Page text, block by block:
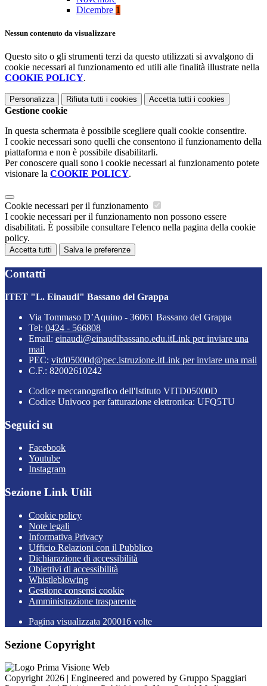
Dicembre 1
Nessun contenuto da visualizzare
Questo sito o gli strumenti terzi da questo utilizzati si avvalgono di
cookie necessari al funzionamento ed utili alle finalità illustrate nella
COOKIE POLICY.
Personalizza Rifiuta tutti i cookies Accetta tutti i cookies
Gestione cookie
In questa schermata è possibile scegliere quali cookie consentire.
I cookie necessari sono quelli che consentono il funzionamento della
piattaforma e non è possibile disabilitarli.
Per conoscere quali sono i cookie necessari al funzionamento potete
visionare la COOKIE POLICY.
Cookie necessari per il funzionamento
I cookie necessari per il funzionamento non possono essere
disabilitati. È possibile consultare l'elenco nella pagina della cookie
policy.
Accetta tutti Salva le preferenze
Contatti
ITET "L. Einaudi" Bassano del Grappa
Via Tommaso D’Aquino - 36061 Bassano del Grappa
Tel: 0424 - 566808
Email: einaudi@einaudibassano.edu.itLink per inviare una
mail
PEC: vitd05000d@pec.istruzione.itLink per inviare una mail
C.F.: 82002610242
Codice meccanografico dell'Istituto VITD05000D
Codice Univoco per fatturazione elettronica: UFQ5TU
Seguici su
Facebook
Youtube
Instagram
Sezione Link Utili
Cookie policy
Note legali
Informativa Privacy
Ufficio Relazioni con il Pubblico
Dichiarazione di accessibilità
Obiettivi di accessibilità
Whistleblowing
Gestione consensi cookie
Amministrazione trasparente
Pagina visualizzata 200016 volte
Sezione Copyright
Copyright 2026 | Engineered and powered by Gruppo Spaggiari